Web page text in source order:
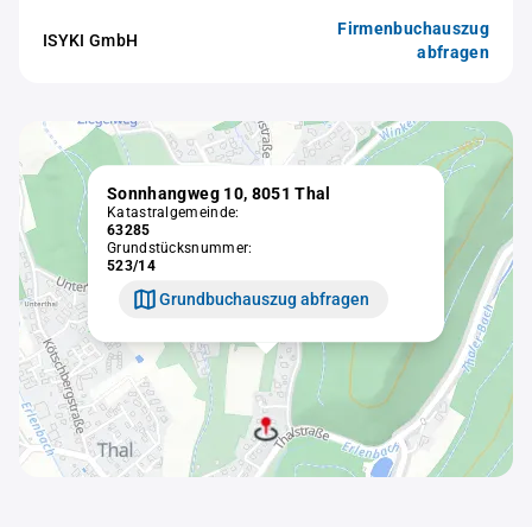
ISYKI GmbH
Firmenbuchauszug
abfragen
Sonnhangweg 10, 8051 Thal
Katastralgemeinde:
63285
Grundstücksnummer:
523/14
Grundbuchauszug abfragen